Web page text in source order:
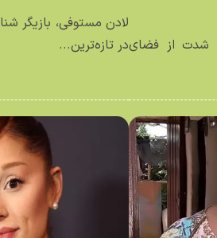
شدت از فضای
لادن مستوفی، بازیگر
در تازه‌ترین...